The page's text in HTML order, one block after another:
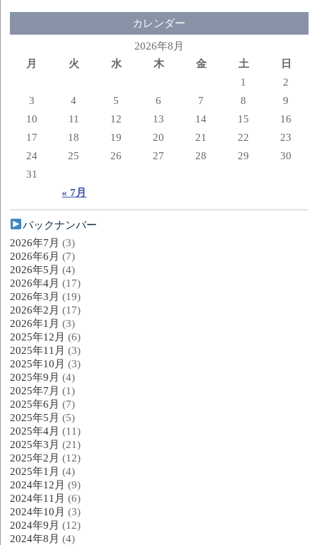
カレンダー
2026年8月
月
火 水 木 金 土 日
« 7月
1
2
3
4 5 6 7 8
9
10
11 12 13 14 15
16
17
18 19 20 21 22
23
24
25 26 27 28 29
30
31
バックナンバー
2026年7月 (3)
2026年6月 (7)
2026年5月 (4)
2026年4月 (17)
2026年3月 (19)
2026年2月 (17)
2026年1月 (3)
2025年12月 (6)
2025年11月 (3)
2025年10月 (3)
2025年9月 (4)
2025年7月 (1)
2025年6月 (7)
2025年5月 (5)
2025年4月 (11)
2025年3月 (21)
2025年2月 (12)
2025年1月 (4)
2024年12月 (9)
2024年11月 (6)
2024年10月 (3)
2024年9月 (12)
2024年8月 (4)